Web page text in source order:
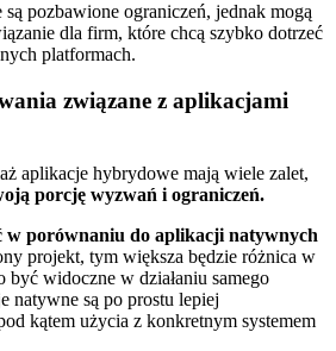
pozbawione ograniczeń, jednak mogą
dla firm, które chcą szybko dotrzeć
platformach.
związane z aplikacjami
aplikacje hybrydowe mają wiele zalet,
porcję wyzwań i ograniczeń.
w porównaniu do aplikacji natywnych
projekt, tym większa będzie różnica w
być widoczne w działaniu samego
natywne są po prostu lepiej
kątem użycia z konkretnym systemem